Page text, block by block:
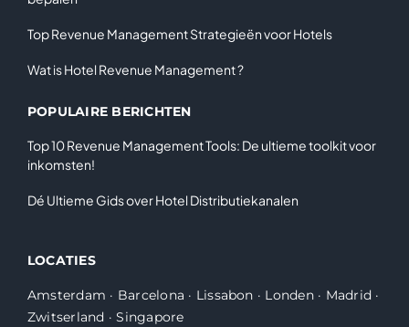
Top Revenue Management Strategieën voor Hotels
Wat is Hotel Revenue Management ?
POPULAIRE BERICHTEN
Top 10 Revenue Management Tools: De ultieme toolkit voor
inkomsten!
Dé Ultieme Gids over Hotel Distributiekanalen
LOCATIES
Amsterdam · Barcelona · Lissabon · Londen· Madrid ·
Zwitserland ·Singapore